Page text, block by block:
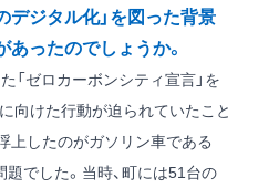
ジタル化」を図った背景
あったのでしょうか。
「ゼロカーボンシティ宣言」を
向けた行動が迫られていたこと
上したのがガソリン車である
題でした。当時、町には51台の